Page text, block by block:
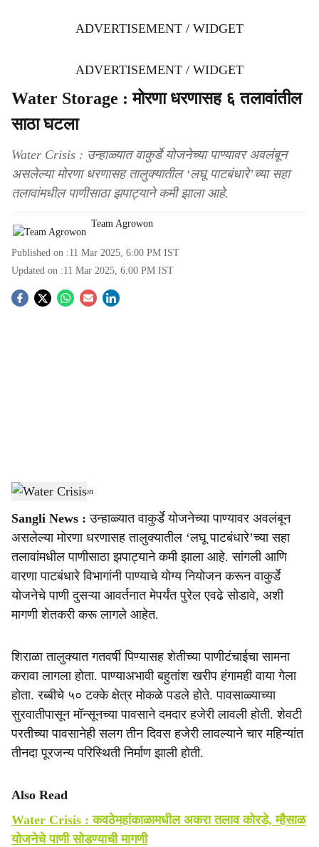
ADVERTISEMENT / WIDGET
ADVERTISEMENT / WIDGET
Water Storage : मोरणा धरणासह ६ तलावांतील
साठा घटला
Water Crisis : उन्हाळ्यात वाकुर्डे योजनेच्या पाण्यावर अवलंबून
असलेल्या मोरणा धरणासह तालुक्यातील ‘लघू पाटबंधारे’च्या सहा
तलावांमधील पाणीसाठा झपाट्याने कमी झाला आहे.
Team Agrowon
Published on :11 Mar 2025, 6:00 PM IST
Updated on :11 Mar 2025, 6:00 PM IST
S
a
r
e
Water Crisis- Agrowon
Sangli News : उन्हाळ्यात वाकुर्डे योजनेच्या पाण्यावर अवलंबून
असलेल्या मोरणा धरणासह तालुक्यातील ‘लघू पाटबंधारे’च्या सहा
तलावांमधील पाणीसाठा झपाट्याने कमी झाला आहे. सांगली आणि
वारणा पाटबंधारे विभागांनी पाण्याचे योग्य नियोजन करून वाकुर्डे
योजनेचे पाणी दुसऱ्या आवर्तनात मेपर्यंत पुरेल एवढे सोडावे, अशी
मागणी शेतकरी करू लागले आहेत.
शिराळा तालुक्यात गतवर्षी पिण्यासह शेतीच्या पाणीटंचाईचा सामना
करावा लागला होता. पाण्याअभावी बहुतांश खरीप हंगामही वाया गेला
होता. रब्बीचे ५० टक्के क्षेत्र मोकळे पडले होते. पावसाळ्याच्या
सुरवातीपासून मॉन्सूनच्या पावसाने दमदार हजेरी लावली होती. शेवटी
परतीच्या पावसानेही सलग तीन दिवस हजेरी लावल्याने चार महिन्यांत
तीनदा पूरजन्य परिस्थिती निर्माण झाली होती.
Also Read
Water Crisis : कवठेमहांकाळामधील अकरा तलाव कोरडे, म्हैसाळ
योजनेचे पाणी सोडण्याची मागणी